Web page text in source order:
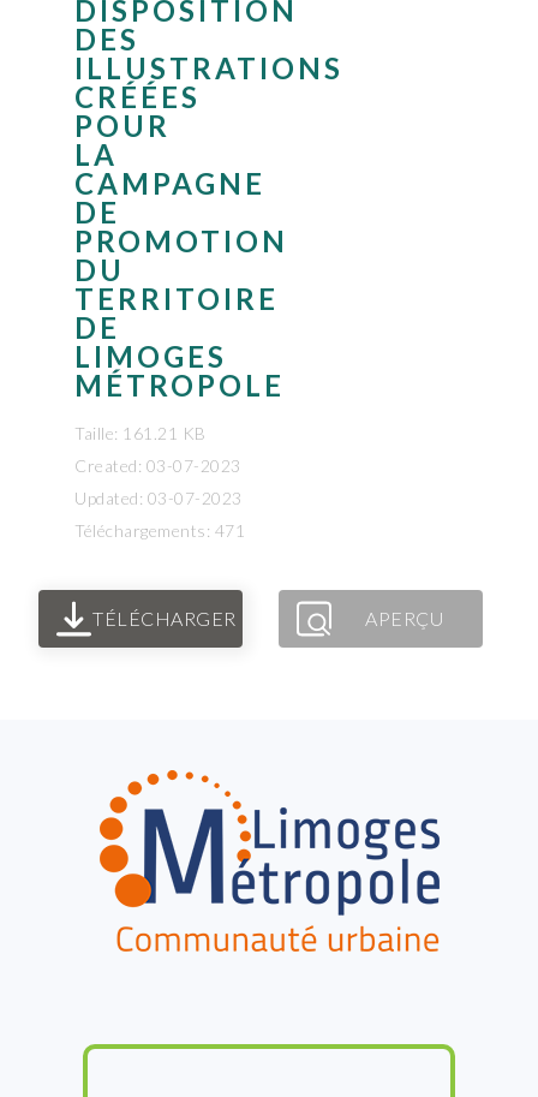
DISPOSITION
DES
ILLUSTRATIONS
CRÉÉES
POUR
LA
CAMPAGNE
DE
PROMOTION
DU
TERRITOIRE
DE
LIMOGES
MÉTROPOLE
Taille: 161.21 KB
Created: 03-07-2023
Updated: 03-07-2023
Téléchargements: 471
TÉLÉCHARGER APERÇU